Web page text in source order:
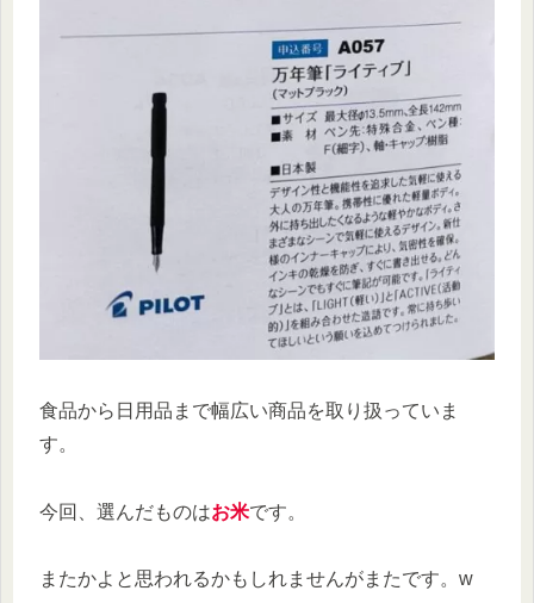
食品から日用品まで幅広い商品を取り扱っていま
す。
今回、選んだものはお米です。
またかよと思われるかもしれませんがまたです。w